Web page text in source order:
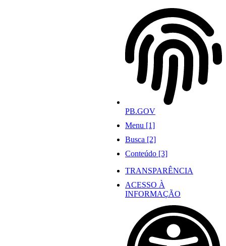
PB.GOV
Menu [1]
Busca [2]
Conteúdo [3]
TRANSPARÊNCIA
ACESSO À
INFORMAÇÃO